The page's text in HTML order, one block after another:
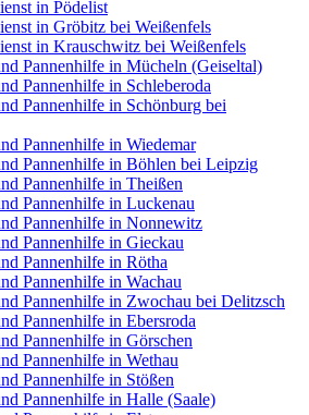
in Pödelist
in Gröbitz bei Weißenfels
in Krauschwitz bei Weißenfels
Pannenhilfe in Mücheln (Geiseltal)
Pannenhilfe in Schleberoda
Pannenhilfe in Schönburg bei
Pannenhilfe in Wiedemar
Pannenhilfe in Böhlen bei Leipzig
Pannenhilfe in Theißen
Pannenhilfe in Luckenau
Pannenhilfe in Nonnewitz
Pannenhilfe in Gieckau
Pannenhilfe in Rötha
Pannenhilfe in Wachau
Pannenhilfe in Zwochau bei Delitzsch
Pannenhilfe in Ebersroda
Pannenhilfe in Görschen
Pannenhilfe in Wethau
Pannenhilfe in Stößen
Pannenhilfe in Halle (Saale)